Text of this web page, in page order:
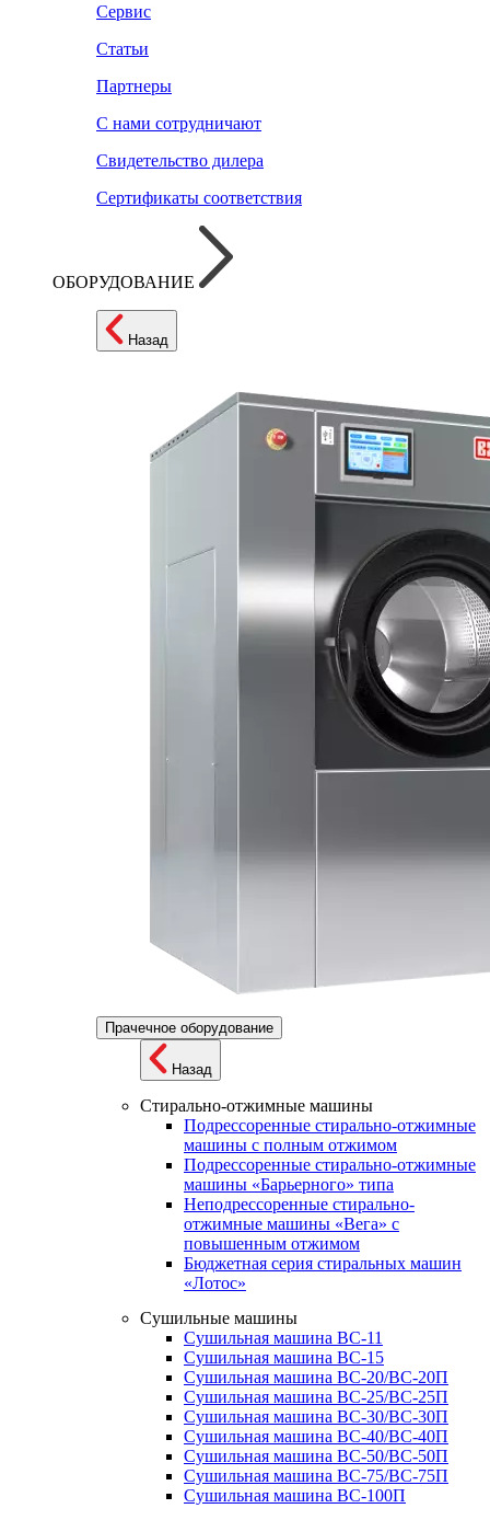
Сервис
Статьи
Партнеры
С нами сотрудничают
Свидетельство дилера
Сертификаты соответствия
ОБОРУДОВАНИЕ
Назад
Прачечное оборудование
Назад
Стирально-отжимные машины
Подрессоренные стирально-отжимные
машины с полным отжимом
Подрессоренные стирально-отжимные
машины «Барьерного» типа
Неподрессоренные стирально-
отжимные машины «Вега» с
повышенным отжимом
Бюджетная серия стиральных машин
«Лотос»
Сушильные машины
Сушильная машина ВС-11
Сушильная машина ВС-15
Сушильная машина ВС-20/ВС-20П
Сушильная машина ВС-25/ВС-25П
Сушильная машина ВС-30/ВС-30П
Сушильная машина ВС-40/ВС-40П
Сушильная машина ВС-50/ВС-50П
Сушильная машина ВС-75/ВС-75П
Сушильная машина ВС-100П